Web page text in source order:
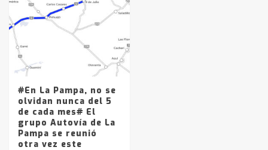
#En La Pampa, no se
olvidan nunca del 5
de cada mes# El
grupo Autovía de La
Pampa se reunió
otra vez este